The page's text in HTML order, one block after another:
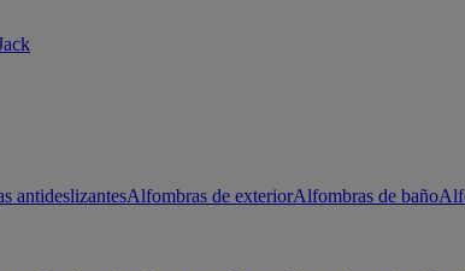
antideslizantesAlfombras de exteriorAlfombras de baño